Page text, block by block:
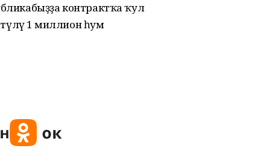
контрактҡа ҡул
түләү 1 миллион һум